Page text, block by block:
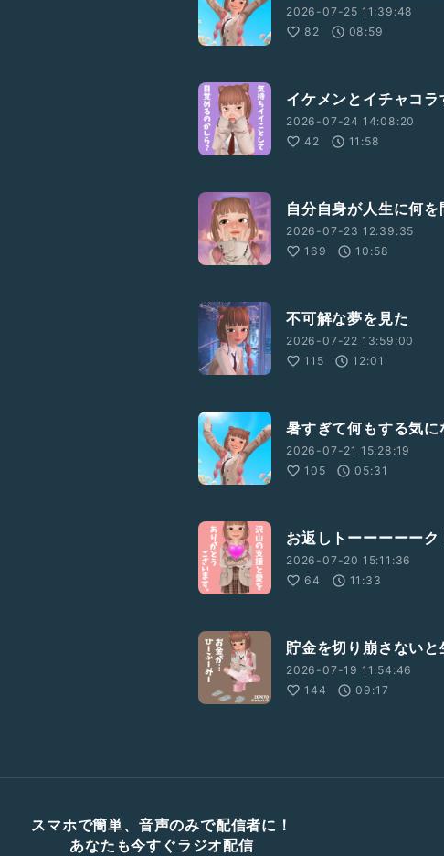
2026-07-25 11:39:48
82
08:59
イケメンとイチャコ
2026-07-24 14:08:20
42
11:58
自分自身が人生に何
2026-07-23 12:39:35
169
10:58
不可解な夢を見た
2026-07-22 13:59:00
115
12:01
暑すぎて何もする気に
2026-07-21 15:28:19
105
05:31
お返しトーーーーーク
2026-07-20 15:11:36
64
11:33
貯金を切り崩さない
2026-07-19 11:54:46
144
09:17
スマホで簡単、音声のみで配信者に！
あなたも今すぐラジオ配信